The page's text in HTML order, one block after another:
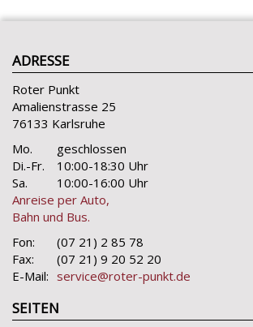
ADRESSE
Roter Punkt
Amalienstrasse 25
76133 Karlsruhe
Mo.
geschlossen
Di.-Fr.
10:00-18:30 Uhr
Sa.
10:00-16:00 Uhr
Anreise per Auto,
Bahn und Bus.
Fon:
(07 21) 2 85 78
Fax:
(07 21) 9 20 52 20
E-Mail: service@roter-punkt.de
SEITEN